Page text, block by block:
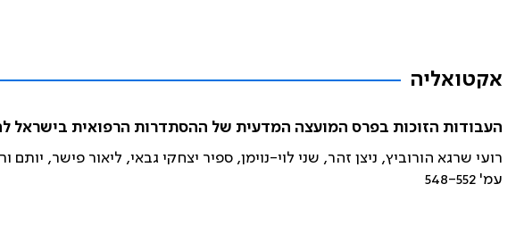
אקטואליה
העבודות הזוכות בפרס המועצה המדעית של ההסתדרות הרפואית בישראל
רועי שרגא הורוביץ, ניצן זהר, שני לוי-נוימן, ספיר יצחקי גבאי, ליאור פישר, יותם
עמ' 548-552